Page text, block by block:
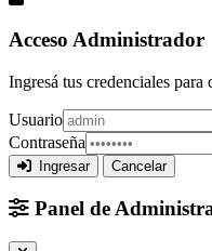
Acceso Administrador
Ingresá tus credenciales para
Usuario
Contraseña
Ingresar Cancelar
Panel de